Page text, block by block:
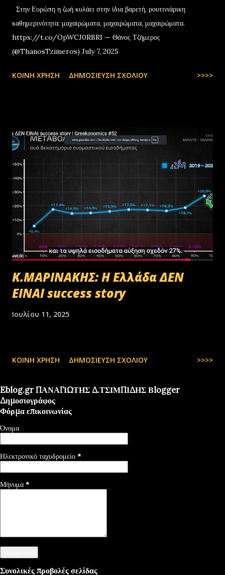
Στην Ευρώπη η ζωή κυλάει στην ίδια βαρετή, ρουτινιάρικη
καθημερινότητα: μαχαιρώματα, μαχαιρώματα, μαχαιρώματα.
https://t.co/OpWCJ0RBRI — Θάνος Τζήμερος
(@ThanosTzimeros) July 7, 2025
ΚΟΙΝΉ ΧΡΉΣΗ ΔΗΜΟΣΊΕΥΣΗ ΣΧΟΛΊΟΥ >>>>
Κ.ΜΑΡΙΝΑΚΗΣ: Η Ελλάδα ΔΕΝ
ΕΙΝΑΙ success story
Ιουλίου 11, 2025
ΚΟΙΝΉ ΧΡΉΣΗ ΔΗΜΟΣΊΕΥΣΗ ΣΧΟΛΊΟΥ >>>>
Eblog.gr ΠΑΝΑΓΙΩΤΗΣ Δ.ΤΣΙΜΠΙΔΗΣ Βlogger
Δημοσιογράφος
Φόρμα επικοινωνίας
Όνομα
Ηλεκτρονικό ταχυδρομείο *
Μήνυμα *
Συνολικές προβολές σελίδας